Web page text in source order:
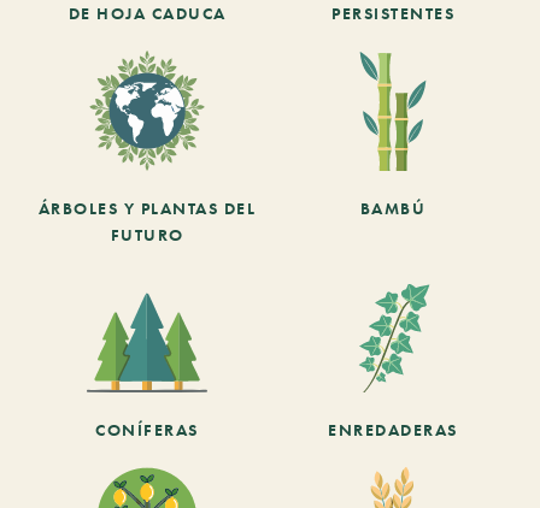
DE HOJA CADUCA
PERSISTENTES
ÁRBOLES Y PLANTAS DEL
FUTURO
BAMBÚ
CONÍFERAS ENREDADERAS